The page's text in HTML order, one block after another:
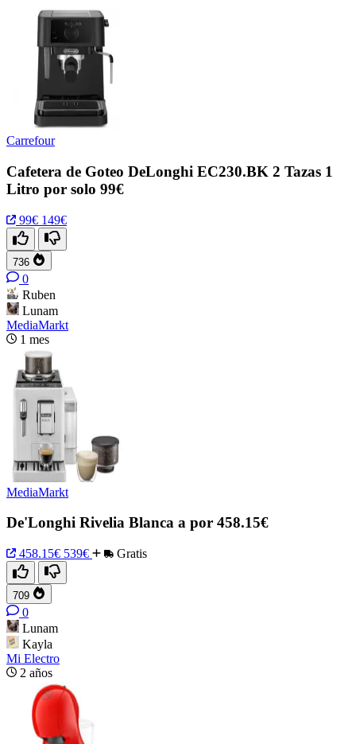
Carrefour
Cafetera de Goteo DeLonghi EC230.BK 2 Tazas 1
Litro por solo 99€
99€ 149€
736
0
Ruben
Lunam
MediaMarkt
1 mes
MediaMarkt
De'Longhi Rivelia Blanca a por 458.15€
458.15€ 539€ Gratis
709
0
Lunam
Kayla
Mi Electro
2 años